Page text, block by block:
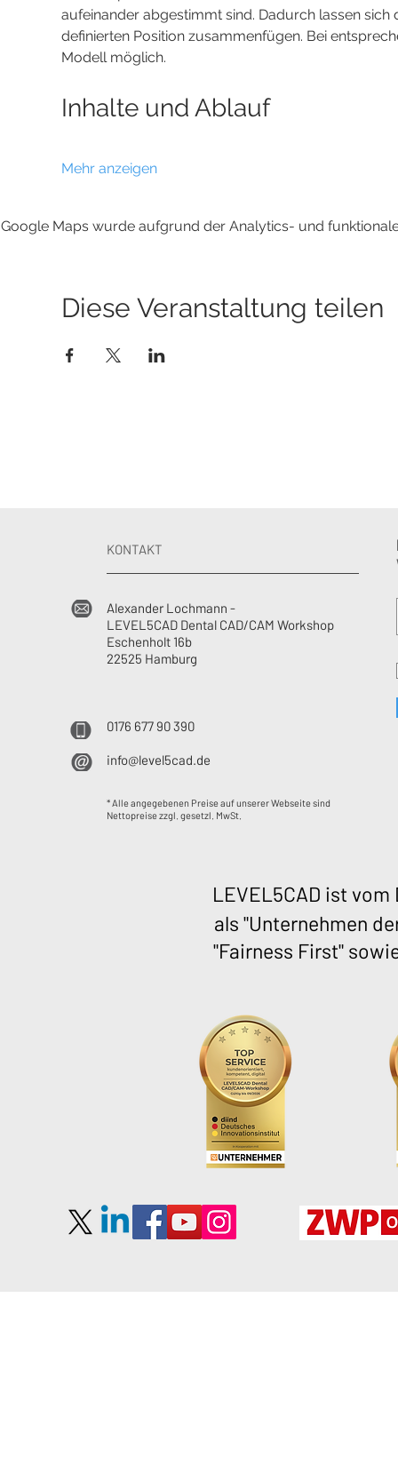
aufeinander abgestimmt sind. Dadurch lassen
definierten Position zusammenfügen. Bei
Modell möglich.
Inhalte und Ablauf
Mehr anzeigen
Google Maps wurde aufgrund der Analytics- und
Diese Veranstaltung teilen
KONTAKT
Alexander Lochmann -
LEVEL5CAD Dental CAD/CAM Workshop
Eschenholt 16b
22525 Hamburg
0176 677 90 390
info@level5cad.de
* Alle angegebenen Preise auf unserer Webseite sind
Nettopreise zzgl. gesetzl. MwSt.
LEVEL5CAD ist
als "Unternehmen
"Fairness First"